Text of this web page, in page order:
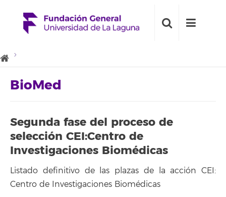
BioMed
Segunda fase del proceso de
selección CEI:Centro de
Investigaciones Biomédicas
Listado definitivo de las plazas de la acción CEI:
Centro de Investigaciones Biomédicas